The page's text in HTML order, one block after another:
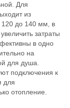
Для
из
120 до 140 мм, в
затраты
в одно
на
для душа.
подключения к
для
отопление.